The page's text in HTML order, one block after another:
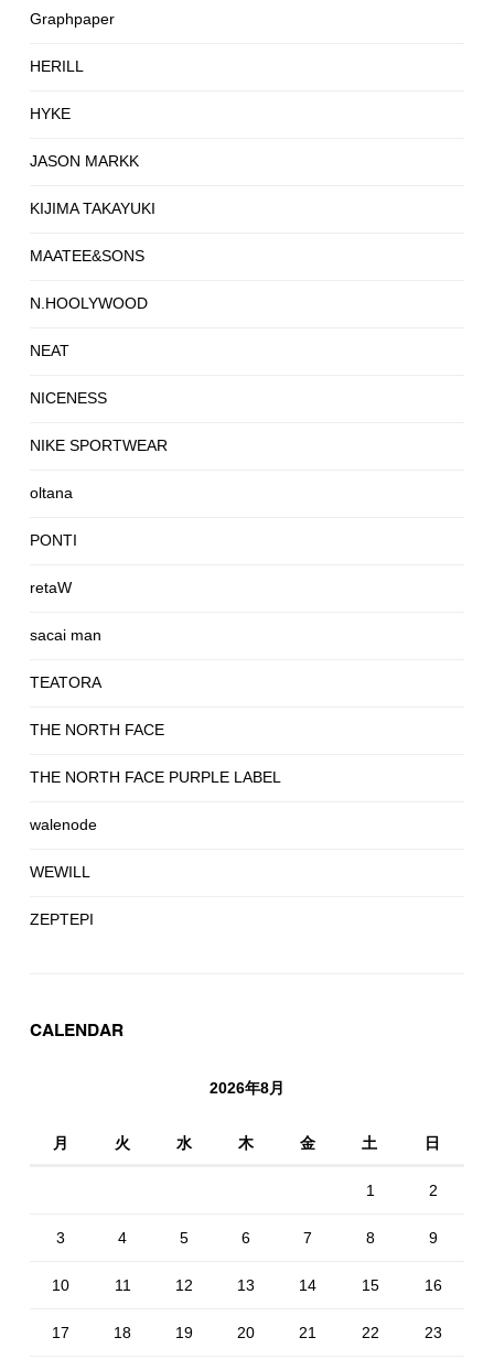
Graphpaper
HERILL
HYKE
JASON MARKK
KIJIMA TAKAYUKI
MAATEE&SONS
N.HOOLYWOOD
NEAT
NICENESS
NIKE SPORTWEAR
oltana
PONTI
retaW
sacai man
TEATORA
THE NORTH FACE
THE NORTH FACE PURPLE LABEL
walenode
WEWILL
ZEPTEPI
CALENDAR
2026年8月
月 火 水 木 金 土 日
1 2
3 4 5 6 7 8 9
10 11 12 13 14 15 16
17 18 19 20 21 22 23